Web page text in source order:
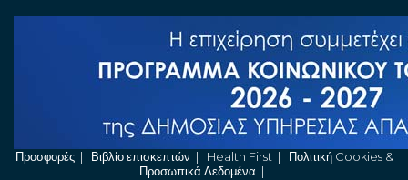
Προσφορές| Βιβλίο επισκεπτών | Health First | Πολιτική Cookies &
Προσωπικά Δεδομένα |